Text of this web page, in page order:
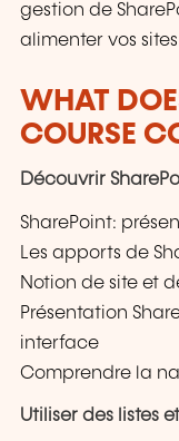
gestion de
alimenter vos
WHAT
COURSE
Découvrir
SharePoint:
Les apports de
Notion de site et
Présentation
interface
Comprendre la
Utiliser des listes